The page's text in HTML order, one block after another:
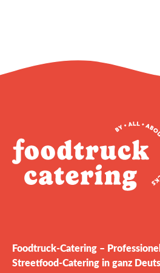
Foodtruck‑Catering –
Streetfood‑Catering in ganz